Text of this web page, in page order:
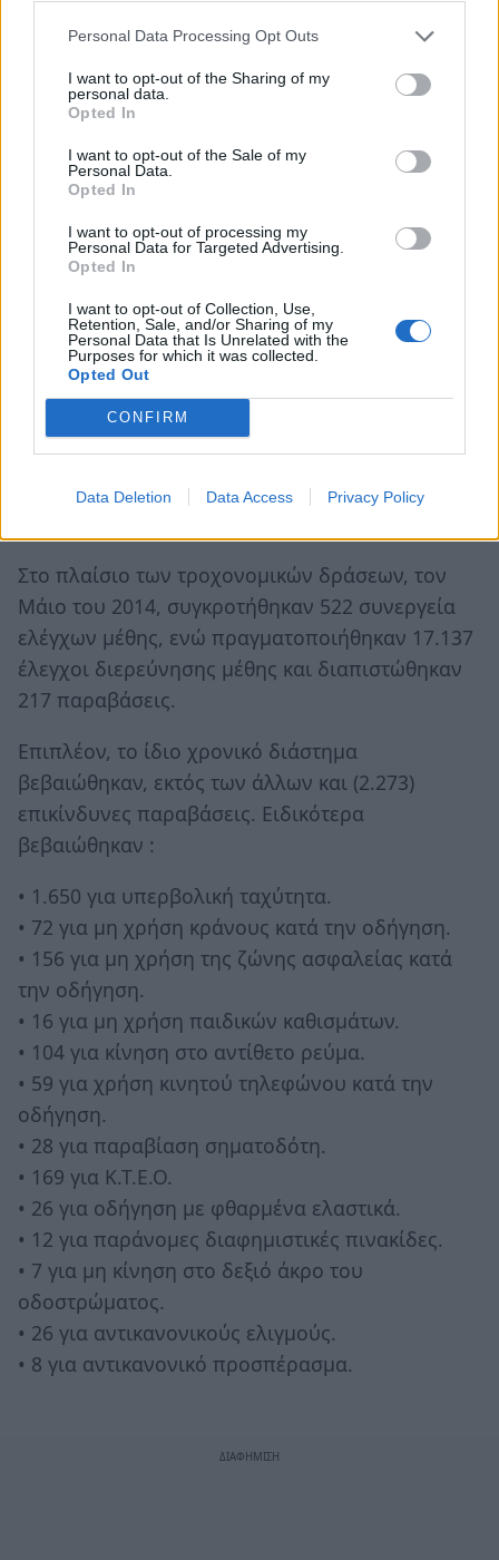
Personal Data Processing Opt Outs
I want to opt-out of the Sharing of my
personal data.
Opted In
I want to opt-out of the Sale of my
Personal Data.
Opted In
I want to opt-out of processing my
Personal Data for Targeted Advertising.
Opted In
I want to opt-out of Collection, Use,
Retention, Sale, and/or Sharing of my
Personal Data that Is Unrelated with the
Purposes for which it was collected.
Opted Out
CONFIRM
Data Deletion Data Access Privacy Policy
• Μη τήρηση απόστασης ασφαλείας.
• Ολισθηρότητα οδοστρώματος.
Δράσεις τροχονομικής αστυνόμευσης
Οι Υπηρεσίες Τροχαίας και οι Υπηρεσίες μεικτής
Διεύθυνσης Πελοποννήσου βρίσκονται σε
διαρκή ετοιμότητα, εφαρμόζοντας συγκεκριμένο
σχεδιασμό, που προβλέπει μέτρα οδικής
ασφάλειας και τροχονομικής αστυνόμευσης για
την ασφαλή κυκλοφορία των οχημάτων και των
πολιτών, καθώς και για την πρόληψη και
αποτροπή ατυχημάτων και δυστυχημάτων σε
όλο το οδικό δίκτυο, ενώ επιπλέον
πραγματοποιούνται σε εβδομαδιαία βάση
Στο πλαίσιο των τροχονομικών δράσεων, τον
Μάιο του 2014, συγκροτήθηκαν 522 συνεργεία
ελέγχων μέθης, ενώ πραγματοποιήθηκαν 17.137
έλεγχοι διερεύνησης μέθης και διαπιστώθηκαν
217 παραβάσεις.
Επιπλέον, το ίδιο χρονικό διάστημα
βεβαιώθηκαν, εκτός των άλλων και (2.273)
επικίνδυνες παραβάσεις. Ειδικότερα
βεβαιώθηκαν :
• 1.650 για υπερβολική ταχύτητα.
• 72 για μη χρήση κράνους κατά την οδήγηση.
• 156 για μη χρήση της ζώνης ασφαλείας κατά
την οδήγηση.
• 16 για μη χρήση παιδικών καθισμάτων.
• 104 για κίνηση στο αντίθετο ρεύμα.
• 59 για χρήση κινητού τηλεφώνου κατά την
οδήγηση.
• 28 για παραβίαση σηματοδότη.
• 169 για Κ.Τ.Ε.Ο.
• 26 για οδήγηση με φθαρμένα ελαστικά.
• 12 για παράνομες διαφημιστικές πινακίδες.
• 7 για μη κίνηση στο δεξιό άκρο του
οδοστρώματος.
• 26 για αντικανονικούς ελιγμούς.
• 8 για αντικανονικό προσπέρασμα.